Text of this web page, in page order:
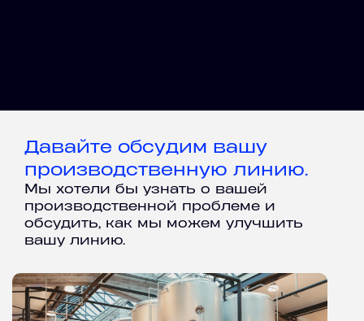
Давайте обсудим вашу
производственную линию.
Мы хотели бы узнать о вашей
производственной проблеме и
обсудить, как мы можем улучшить
вашу линию.